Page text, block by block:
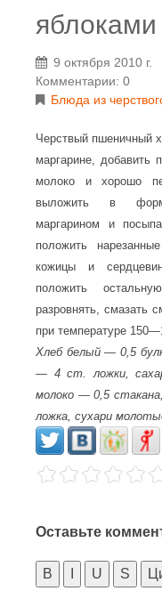
яблоками
9 октября 2010 г.
Комментарии: 0
Блюда из
Черствый пшеничный
маргарине, добавить
молоко и хорошо
выложить в
маргарином и
положить
кожицы и
положить
разровнять, смазать
при температуре
Хлеб белый — 0,5
— 4 ст. ложки,
молоко — 0,5
ложка, сухари
Оставьте
B U S